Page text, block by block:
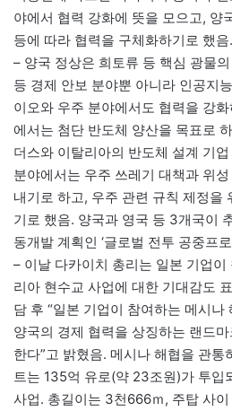
야에서 협력 강화에 뜻을 모으고, 양
등에 따라 협력을 구체화하기로 했음.
– 양국 정상은 희토류 등 핵심 광물
등 경제 안보 분야뿐 아니라 인공지
이오와 우주 분야에서도 협력을 강
에서는 첨단 반도체 양산을 목표로
더스와 이탈리아의 반도체 설계 기
분야에서는 우주 쓰레기 대책과 위
내기로 하고, 우주 관련 규칙 제정을
기로 했음. 양국과 영국 등 3개국이
동개발 계획인 ‘글로벌 전투 공중프
– 이날 다카이치 총리는 일본 기업이
리아 현수교 사업에 대한 기대감도
담 후 “일본 기업이 참여하는 메시
양국의 경제 협력을 상징하는 랜드
한다”고 밝혔음. 메시나 해협을 관통
트는 135억 유로(약 23조원)가 투입
사업. 총길이는 3천666ｍ, 주탑 사